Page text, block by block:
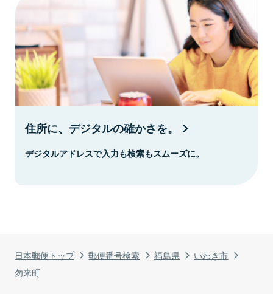
日本郵便トップ 郵便番号検索 福島県
いわき市
勿来町
住所に、デジタルの確かさを。
デジタルアドレスで入力も検索もスムーズに。